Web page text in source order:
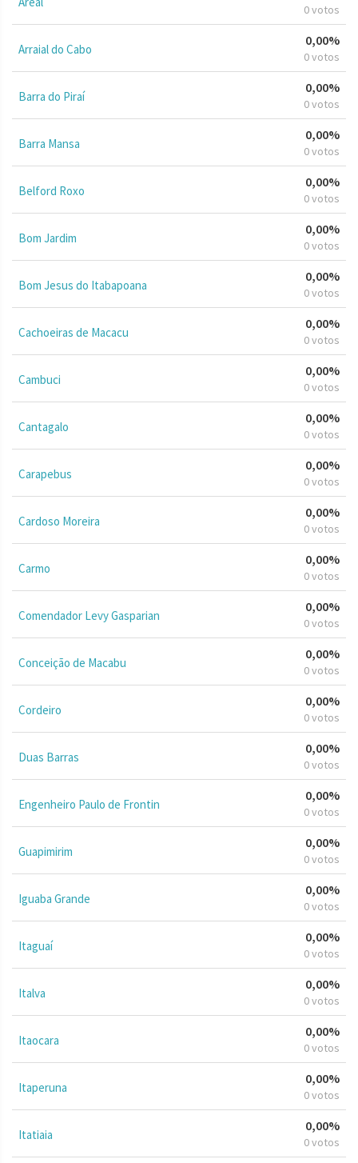
0 votos
Arraial do Cabo
0,00%
0 votos
Barra do Piraí
0,00%
0 votos
Barra Mansa
0,00%
0 votos
Belford Roxo
0,00%
0 votos
Bom Jardim
0,00%
0 votos
Bom Jesus do Itabapoana
0,00%
0 votos
Cachoeiras de Macacu
0,00%
0 votos
Cambuci
0,00%
0 votos
Cantagalo
0,00%
0 votos
Carapebus
0,00%
0 votos
Cardoso Moreira
0,00%
0 votos
Carmo
0,00%
0 votos
Comendador Levy Gasparian
0,00%
0 votos
Conceição de Macabu
0,00%
0 votos
Cordeiro
0,00%
0 votos
Duas Barras
0,00%
0 votos
Engenheiro Paulo de Frontin
0,00%
0 votos
Guapimirim
0,00%
0 votos
Iguaba Grande
0,00%
0 votos
Itaguaí
0,00%
0 votos
Italva
0,00%
0 votos
Itaocara
0,00%
0 votos
Itaperuna
0,00%
0 votos
Itatiaia
0,00%
0 votos